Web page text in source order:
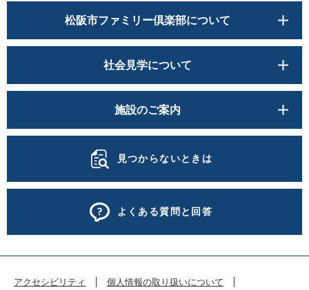
松阪市ファミリー倶楽部について
社会見学について
施設のご案内
見つからないときは
よくある質問と回答
アクセシビリティ 個人情報の取り扱いについて